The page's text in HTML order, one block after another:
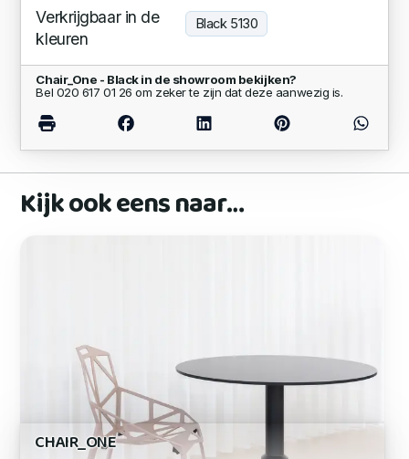
Verkrijgbaar in de
kleuren
Black 5130
Chair_One - Black in de showroom bekijken?
Bel 020 617 01 26 om zeker te zijn dat deze aanwezig is.
Kijk ook eens naar…
CHAIR_ONE